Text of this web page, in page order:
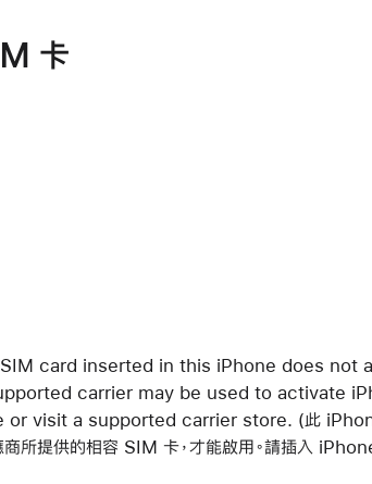
卡
SIM card inserted in this iPhone does not
carrier may be used to activate
visit a supported carrier store. (此
所提供的相容 SIM 卡，才能啟用。請插入